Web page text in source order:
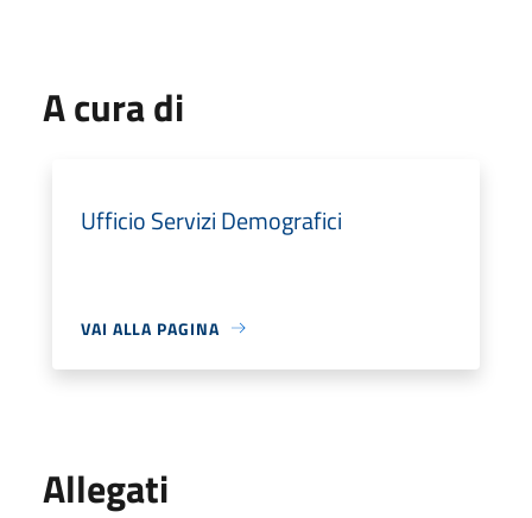
A cura di
Ufficio Servizi Demografici
VAI ALLA PAGINA
Allegati